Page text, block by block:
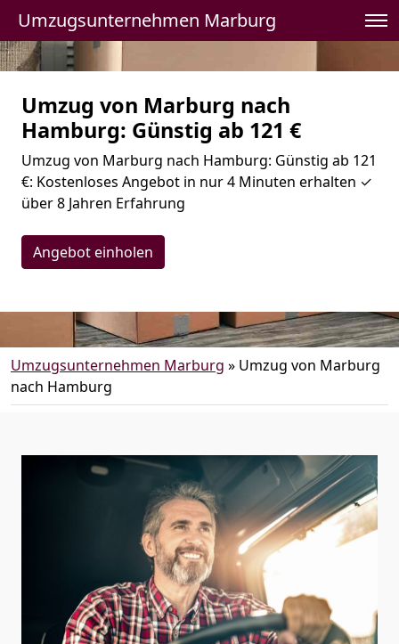
Umzugsunternehmen Marburg
Umzug von Marburg nach
Hamburg: Günstig ab 121 €
Umzug von Marburg nach Hamburg: Günstig ab 121
€: Kostenloses Angebot in nur 4 Minuten erhalten ✓
über 8 Jahren Erfahrung
Angebot einholen
Umzugsunternehmen Marburg » Umzug von Marburg
nach Hamburg